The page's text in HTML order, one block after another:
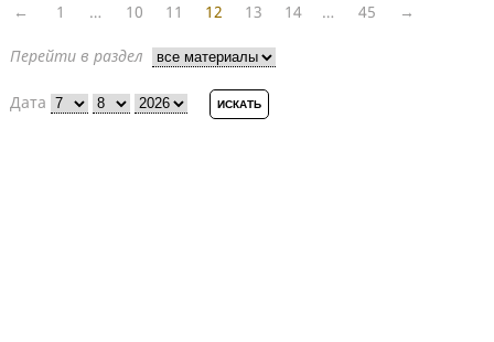
← 1 … 10 11 12 13 14 … 45 →
Перейти в раздел
Дата